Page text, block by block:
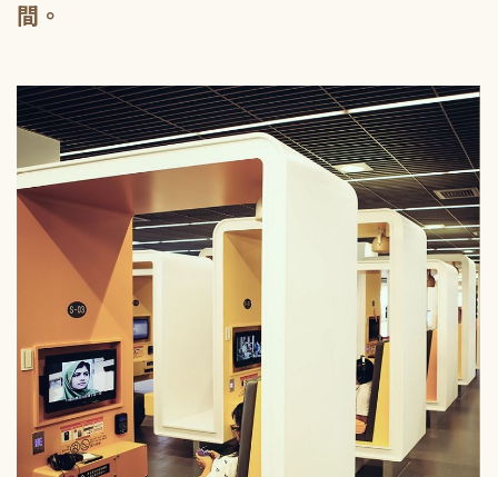
間。